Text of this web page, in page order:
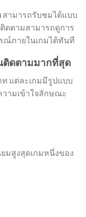
สามารถรับชมได้แบบ
ดตามสามารถดูการ
ณ์ภายในเกมได้ทันที
ติดตามมากที่สุด
ท แต่ละเกมมีรูปแบบ
วามเข้าใจลักษณะ
มสูงสุดเกมหนึ่งของ